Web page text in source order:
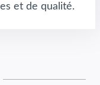
et de qualité.